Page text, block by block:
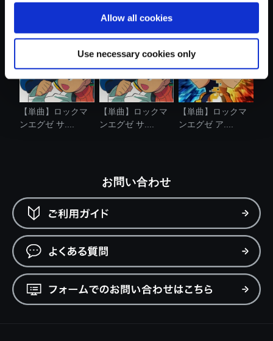
Allow all cookies
Use necessary cookies only
ンエグゼ サ....
グラスジョ....
ンエグゼ サ....
【単曲】ロックマ
ンエグゼ サ....
【単曲】ロックマ
ンエグゼ サ....
【単曲】ロックマ
ンエグゼ ア....
お問い合わせ